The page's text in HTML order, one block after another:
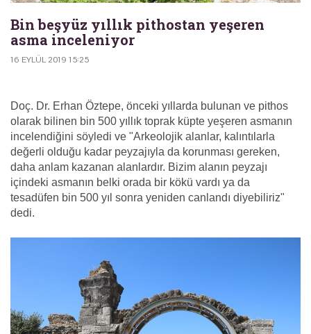
Bin beşyüz yıllık pithostan yeşeren
asma inceleniyor
16 EYLÜL 2019 15:25
Doç. Dr. Erhan Öztepe, önceki yıllarda bulunan ve pithos
olarak bilinen bin 500 yıllık toprak küpte yeşeren asmanın
incelendiğini söyledi ve "Arkeolojik alanlar, kalıntılarla
değerli olduğu kadar peyzajıyla da korunması gereken,
daha anlam kazanan alanlardır. Bizim alanın peyzajı
içindeki asmanın belki orada bir kökü vardı ya da
tesadüfen bin 500 yıl sonra yeniden canlandı diyebiliriz"
dedi.